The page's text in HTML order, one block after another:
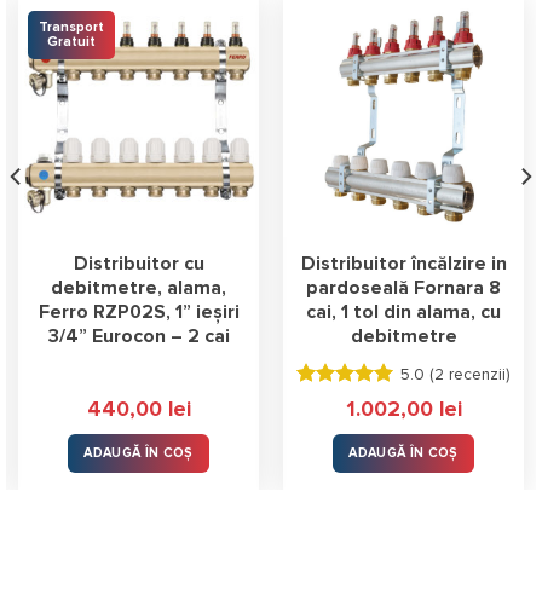
Transport
Gratuit
Distribuitor cu
debitmetre, alama,
Ferro RZP02S, 1” ieșiri
3/4” Eurocon – 2 cai
440,00 lei
ADAUGĂ ÎN COȘ
Distribuitor încălzire in
pardoseală Fornara 8
cai, 1 tol din alama, cu
debitmetre
Evaluat la
stele
din 5
5.0 (2 recenzii)
1.002,00 lei
ADAUGĂ ÎN COȘ